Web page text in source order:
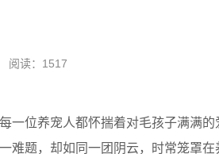
阅读：1517
一位养宠人都怀揣着对毛孩子满满
难题，却如同一团阴云，时常笼罩